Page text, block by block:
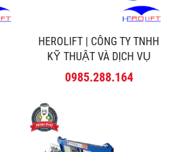
HEROLIFT | CÔNG TY TNHH
KỸ THUẬT VÀ DỊCH VỤ
MINH PHÚ
0985.288.164